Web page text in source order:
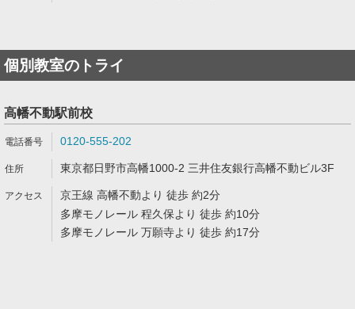
個別教室のトライ
高幡不動駅前校
0120-555-202
東京都日野市高幡1000-2 三井住友銀行高幡不動ビル3F
京王線 高幡不動より 徒歩 約2分
多摩モノレール 程久保より 徒歩 約10分
多摩モノレール 万願寺より 徒歩 約17分